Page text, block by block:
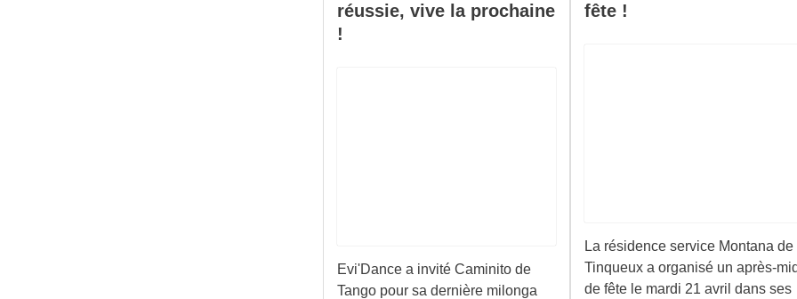
réussie, vive la prochaine
!
Evi'Dance a invité Caminito de
Tango pour sa dernière milonga
fête !
La résidence service Montana de
Tinqueux a organisé un après-
de fête le mardi 21 avril dans ses